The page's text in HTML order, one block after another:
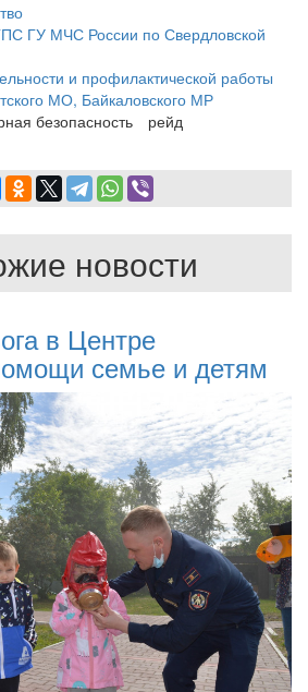
ГУ МЧС России по Свердловской
и профилактической работы
МО, Байкаловского МР
безопасность
рейд
новости
в Центре
семье и детям